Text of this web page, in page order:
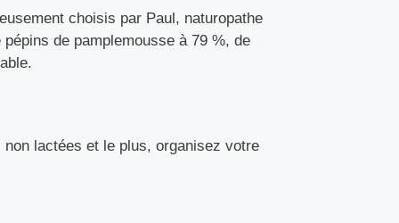
choisis par Paul, naturopathe
de pamplemousse à 79 %, de
lactées et le plus, organisez votre